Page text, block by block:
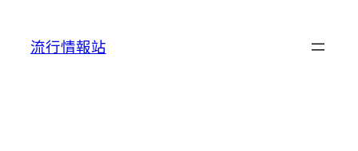
流行情報站